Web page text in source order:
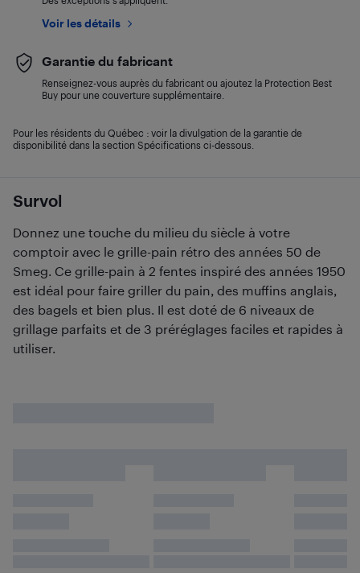
Survol
Donnez une touche du milieu du siècle à votre
comptoir avec le grille-pain rétro des années 50 de
Smeg. Ce grille-pain à 2 fentes inspiré des années 1950
est idéal pour faire griller du pain, des muffins anglais,
des bagels et bien plus. Il est doté de 6 niveaux de
grillage parfaits et de 3 préréglages faciles et rapides à
utiliser.
Voir les détails
Garantie du fabricant
Renseignez-vous auprès du fabricant ou ajoutez la Protection Best
Buy pour une couverture supplémentaire.
Pour les résidents du Québec : voir la divulgation de la garantie de
disponibilité dans la section Spécifications ci-dessous.